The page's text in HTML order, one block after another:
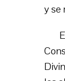
y se